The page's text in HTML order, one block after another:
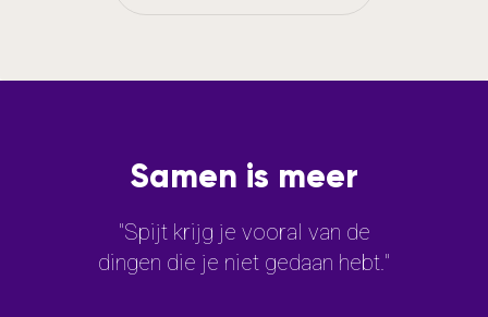
Samen is meer
"Spijt krijg je vooral van de
dingen die je niet gedaan hebt."